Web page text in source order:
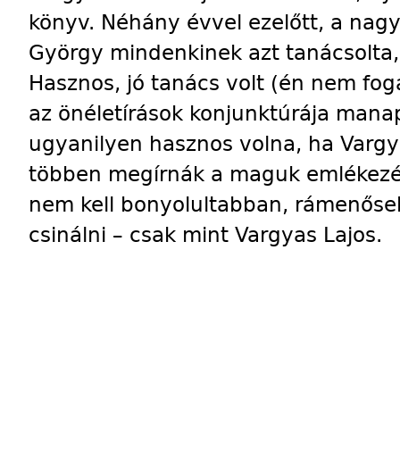
könyv. Néhány évvel ezelőtt, a
György mindenkinek azt
Hasznos, jó tanács volt (én nem
az önéletírások konjunktúrája
ugyanilyen hasznos volna, ha
többen megírnák a maguk
nem kell bonyolultabban,
csinálni – csak mint Vargyas Lajos.